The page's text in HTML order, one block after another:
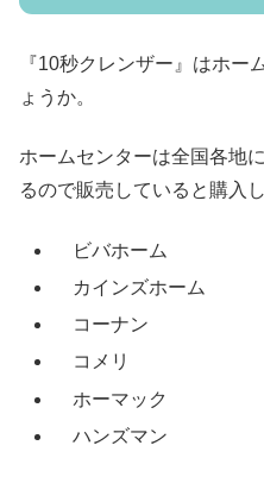
『10秒クレンザー』はホー
ょうか。
ホームセンターは全国各地
るので販売していると購入
ビバホーム
カインズホーム
コーナン
コメリ
ホーマック
ハンズマン